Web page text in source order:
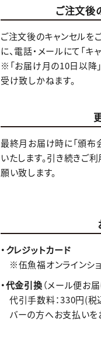
ご注文後
ご注文後のキャンセルを
に、電話・メールにて「キ
※「お届け月の10日以降
受け致しかねます。
最終月お届け時に「頒布
いたします。引き続きご
願い致します。
・クレジットカード
※伍魚福オンラインシ
・代金引換（メール便お
代引手数料：330円(税
バーの方へお支払いを